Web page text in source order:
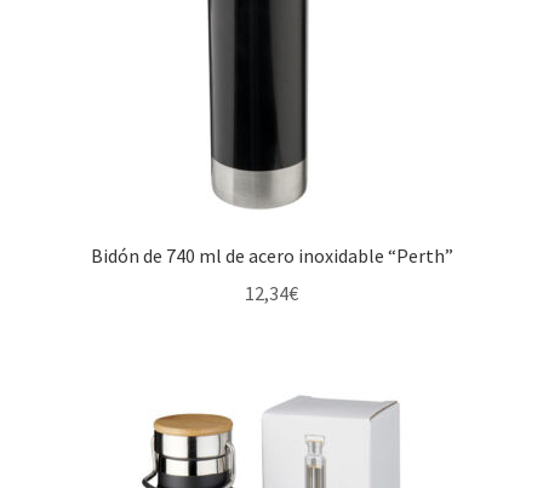
Bidón de 740 ml de acero inoxidable “Perth”
12,34€